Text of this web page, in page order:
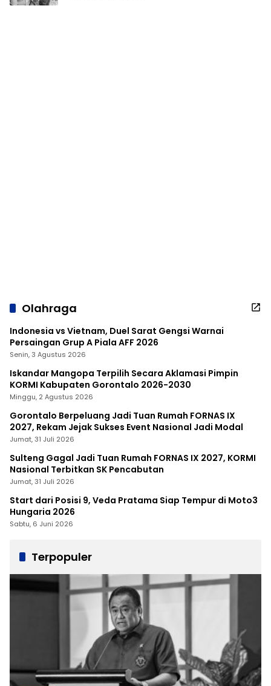
Olahraga
Indonesia vs Vietnam, Duel Sarat Gengsi Warnai
Persaingan Grup A Piala AFF 2026
Senin, 3 Agustus 2026
Iskandar Mangopa Terpilih Secara Aklamasi Pimpin
KORMI Kabupaten Gorontalo 2026-2030
Minggu, 2 Agustus 2026
Gorontalo Berpeluang Jadi Tuan Rumah FORNAS IX
2027, Rekam Jejak Sukses Event Nasional Jadi Modal
Jumat, 31 Juli 2026
Sulteng Gagal Jadi Tuan Rumah FORNAS IX 2027, KORMI
Nasional Terbitkan SK Pencabutan
Jumat, 31 Juli 2026
Start dari Posisi 9, Veda Pratama Siap Tempur di Moto3
Hungaria 2026
Sabtu, 6 Juni 2026
Terpopuler